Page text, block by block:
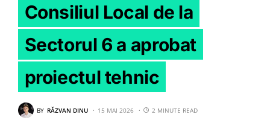
Consiliul Local de la
Sectorul 6 a aprobat
proiectul tehnic
BY RĂZVAN DINU 15 MAI 2026 2 MINUTE READ